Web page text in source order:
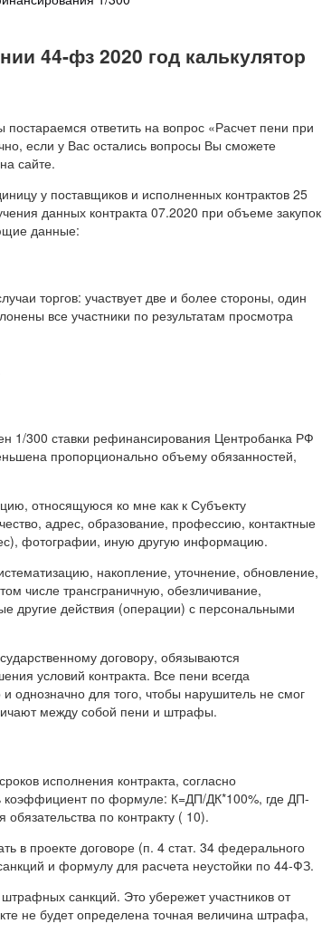
44-фз 2020 год калькулятор
ответить на вопрос «Расчет пени при
если у Вас остались вопросы Вы сможете
сайте.
у поставщиков и исполненных контрактов 25
данных контракта 07.2020 при объеме закупок
данные:
торгов: участвует две и более стороны, один
все участники по результатам просмотра
1/300 ставки рефинансирования Центробанка РФ
пропорционально объему обязанностей,
относящуюся ко мне как к Субъекту
адрес, образование, профессию, контактные
фотографии, иную другую информацию.
накопление, уточнение, обновление,
числе трансграничную, обезличивание,
другие действия (операции) с персональными
договору, обязываются
условий контракта. Все пени всегда
однозначно для того, чтобы нарушитель не смог
между собой пени и штрафы.
исполнения контракта, согласно
коэффициент по формуле: К=ДП/ДК*100%, где ДП-
по контракту ( 10).
в проекте договоре (п. 4 стат. 34 федерального
и формулу для расчета неустойки по 44-ФЗ.
санкций. Это убережет участников от
не будет определена точная величина штрафа,